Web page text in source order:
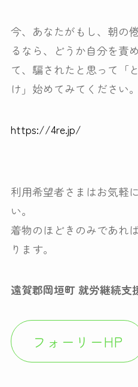
今、あなたがもし、朝の
るなら、どうか自分を責
て、騙されたと思って「
け」始めてみてください。
https://4re.jp/
利用希望者さまはお気軽
い。
着物のほどきのみであれ
ります。
遠賀郡岡垣町 就労継続支
フォーリーHP